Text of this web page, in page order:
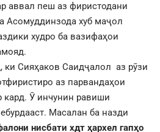
аввал пеш аз фиристодани
Асомуддинзода хуб маҷол
худро ба вазифаҳои
ки Сияҳаков Саидҷалол аз рӯзи
аз парвандаҳои
кард. Ӯ инчунин равиши
Масалан ба назди
нисбати хдт ҳархел гапҳо